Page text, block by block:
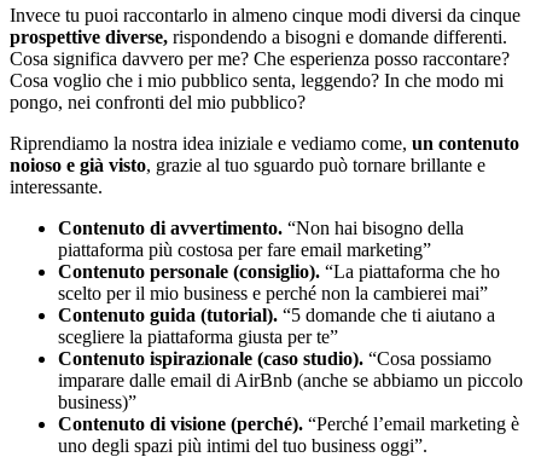
Invece tu puoi raccontarlo in almeno cinque modi diversi da cinque
prospettive diverse, rispondendo a bisogni e domande differenti.
Cosa significa davvero per me? Che esperienza posso raccontare?
Cosa voglio che i mio pubblico senta, leggendo? In che modo mi
pongo, nei confronti del mio pubblico?
Riprendiamo la nostra idea iniziale e vediamo come, un contenuto
noioso e già visto, grazie al tuo sguardo può tornare brillante e
interessante.
Contenuto di avvertimento. “Non hai bisogno della
piattaforma più costosa per fare email marketing”
Contenuto personale (consiglio). “La piattaforma che ho
scelto per il mio business e perché non la cambierei mai”
Contenuto guida (tutorial). “5 domande che ti aiutano a
scegliere la piattaforma giusta per te”
Contenuto ispirazionale (caso studio). “Cosa possiamo
imparare dalle email di AirBnb (anche se abbiamo un piccolo
business)”
Contenuto di visione (perché). “Perché l’email marketing è
uno degli spazi più intimi del tuo business oggi”.